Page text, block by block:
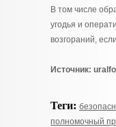
В том числе
угодья и
возгораний,
Источник:
Теги:
полномочный